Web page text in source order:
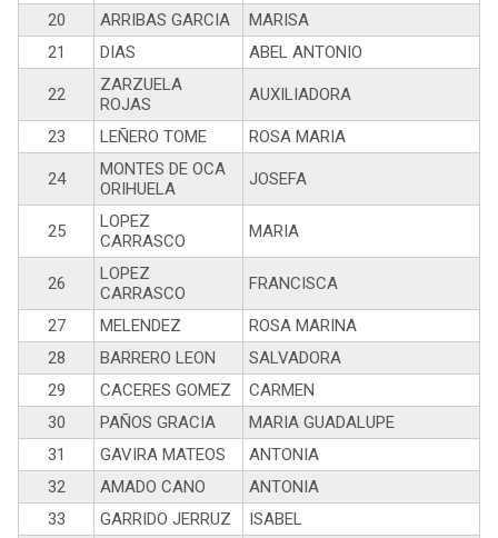
20 ARRIBAS GARCIA
MARISA
21
DIAS ABEL ANTONIO
22
ZARZUELA
ROJAS
AUXILIADORA
23 LEÑERO TOME ROSA MARIA
24
MONTES DE OCA
ORIHUELA
JOSEFA
25
LOPEZ
CARRASCO
MARIA
26
LOPEZ
CARRASCO
FRANCISCA
27 MELENDEZ
ROSA MARINA
28
BARRERO LEON
SALVADORA
29
CACERES GOMEZ
CARMEN
30
PAÑOS GRACIA
MARIA GUADALUPE
31
GAVIRA MATEOS
ANTONIA
32
AMADO CANO
ANTONIA
33
GARRIDO JERRUZ
ISABEL